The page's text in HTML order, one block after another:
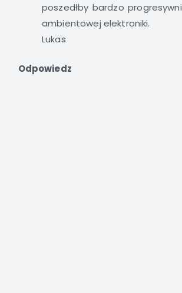
poszedłby bardzo
ambientowej elektroniki.
Lukas
Odpowiedz